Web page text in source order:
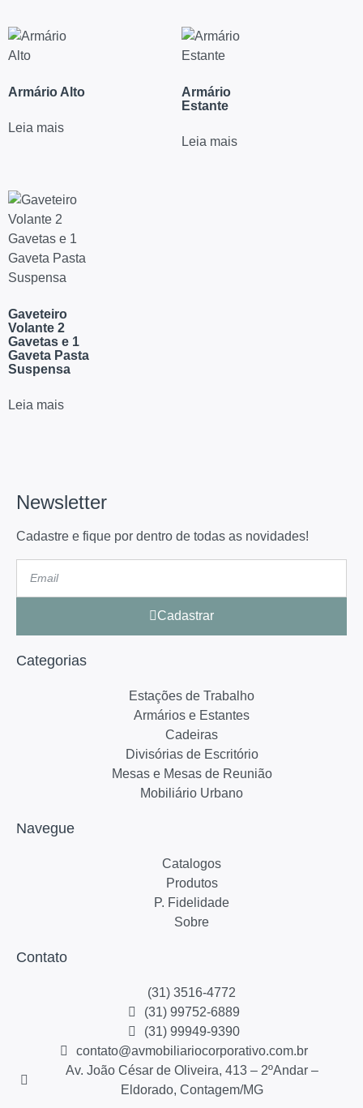
Armário Alto
Leia mais
Armário
Estante
Leia mais
Gaveteiro
Volante 2
Gavetas e 1
Gaveta Pasta
Suspensa
Leia mais
Newsletter
Cadastre e fique por dentro de todas as novidades!
Cadastrar
Categorias
Estações de Trabalho
Armários e Estantes
Cadeiras
Divisórias de Escritório
Mesas e Mesas de Reunião
Mobiliário Urbano
Navegue
Catalogos
Produtos
P. Fidelidade
Sobre
Contato
(31) 3516-4772
(31) 99752-6889
(31) 99949-9390
contato@avmobiliariocorporativo.com.br
Av. João César de Oliveira, 413 – 2ºAndar –
Eldorado, Contagem/MG